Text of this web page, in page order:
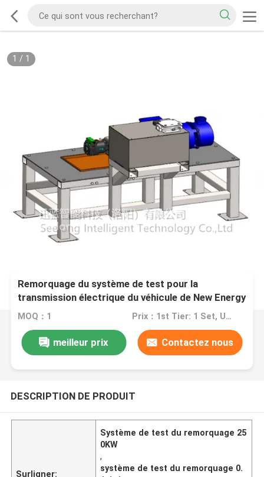
1 / 1
Remorquage du système de test pour la
transmission électrique du véhicule de New Energy
MOQ：1 Prix：1st Tier: 1 Set, Unit Price USD 3.00 2nd Tier: 2-5 Sets, Unit Price USD 2.00 3rd Tier: Over 5 Sets, Unit Price USD 1.00
meilleur prix Contactez nous
DESCRIPTION DE PRODUIT
Surligner:
Système de test du remorquage 25
0KW
,
système de test du remorquage 0.